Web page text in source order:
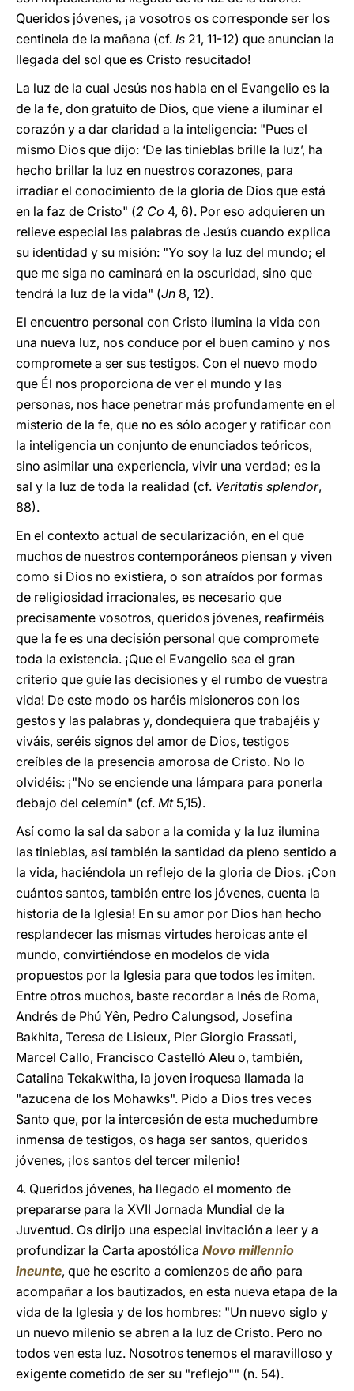
Queridos jóvenes, ¡a vosotros os corresponde ser los
centinela de la mañana (cf. Is 21, 11-12) que anuncian la
llegada del sol que es Cristo resucitado!
La luz de la cual Jesús nos habla en el Evangelio es la
de la fe, don gratuito de Dios, que viene a iluminar el
corazón y a dar claridad a la inteligencia: "Pues el
mismo Dios que dijo: ‘De las tinieblas brille la luz’, ha
hecho brillar la luz en nuestros corazones, para
irradiar el conocimiento de la gloria de Dios que está
en la faz de Cristo" (2 Co 4, 6). Por eso adquieren un
relieve especial las palabras de Jesús cuando explica
su identidad y su misión: "Yo soy la luz del mundo; el
que me siga no caminará en la oscuridad, sino que
tendrá la luz de la vida" (Jn 8, 12).
El encuentro personal con Cristo ilumina la vida con
una nueva luz, nos conduce por el buen camino y nos
compromete a ser sus testigos. Con el nuevo modo
que Él nos proporciona de ver el mundo y las
personas, nos hace penetrar más profundamente en el
misterio de la fe, que no es sólo acoger y ratificar con
la inteligencia un conjunto de enunciados teóricos,
sino asimilar una experiencia, vivir una verdad; es la
sal y la luz de toda la realidad (cf. Veritatis splendor,
88).
En el contexto actual de secularización, en el que
muchos de nuestros contemporáneos piensan y viven
como si Dios no existiera, o son atraídos por formas
de religiosidad irracionales, es necesario que
precisamente vosotros, queridos jóvenes, reafirméis
que la fe es una decisión personal que compromete
toda la existencia. ¡Que el Evangelio sea el gran
criterio que guíe las decisiones y el rumbo de vuestra
vida! De este modo os haréis misioneros con los
gestos y las palabras y, dondequiera que trabajéis y
viváis, seréis signos del amor de Dios, testigos
creíbles de la presencia amorosa de Cristo. No lo
olvidéis: ¡"No se enciende una lámpara para ponerla
debajo del celemín" (cf. Mt5,15).
Así como la sal da sabor a la comida y la luz ilumina
las tinieblas, así también la santidad da pleno sentido a
la vida, haciéndola un reflejo de la gloria de Dios. ¡Con
cuántos santos, también entre los jóvenes, cuenta la
historia de la Iglesia! En su amor por Dios han hecho
resplandecer las mismas virtudes heroicas ante el
mundo, convirtiéndose en modelos de vida
propuestos por la Iglesia para que todos les imiten.
Entre otros muchos, baste recordar a Inés de Roma,
Andrés de Phú Yên, Pedro Calungsod, Josefina
Bakhita, Teresa de Lisieux, Pier Giorgio Frassati,
Marcel Callo, Francisco Castelló Aleu o, también,
Catalina Tekakwitha, la joven iroquesa llamada la
"azucena de los Mohawks". Pido a Dios tres veces
Santo que, por la intercesión de esta muchedumbre
inmensa de testigos, os haga ser santos, queridos
jóvenes, ¡los santos del tercer milenio!
4. Queridos jóvenes, ha llegado el momento de
prepararse para la XVII Jornada Mundial de la
Juventud. Os dirijo una especial invitación a leer y a
profundizar la Carta apostólica Novo millennio
ineunte, que he escrito a comienzos de año para
acompañar a los bautizados, en esta nueva etapa de la
vida de la Iglesia y de los hombres: "Un nuevo siglo y
un nuevo milenio se abren a la luz de Cristo. Pero no
todos ven esta luz. Nosotros tenemos el maravilloso y
exigente cometido de ser su "reflejo"" (n. 54).